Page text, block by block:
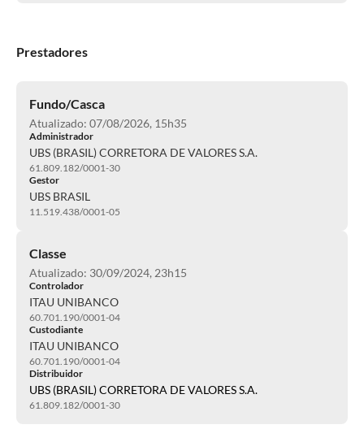
Prestadores
Fundo/Casca
Atualizado: 07/08/2026, 15h35
Administrador
UBS (BRASIL) CORRETORA DE VALORES S.A.
61.809.182/0001-30
Gestor
UBS BRASIL
11.519.438/0001-05
Classe
Atualizado: 30/09/2024, 23h15
Controlador
ITAU UNIBANCO
60.701.190/0001-04
Custodiante
ITAU UNIBANCO
60.701.190/0001-04
Distribuidor
UBS (BRASIL) CORRETORA DE VALORES S.A.
61.809.182/0001-30